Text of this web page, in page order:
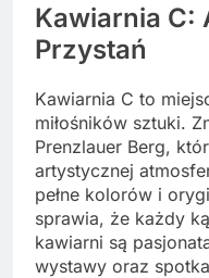
Kawiarnia C:
Przystań
Kawiarnia C to
miłośników sztuki.
Prenzlauer Berg,
artystycznej
pełne kolorów i
sprawia, że każdy
kawiarni są
wystawy oraz